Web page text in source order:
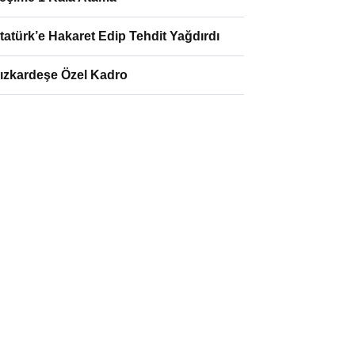
Hakaret Edip Tehdit Yağdırdı
Özel Kadro